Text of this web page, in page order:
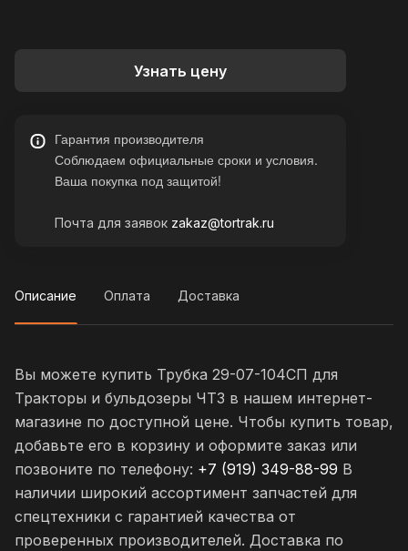
Узнать цену
Гарантия производителя
Соблюдаем официальные сроки и условия.
Ваша покупка под защитой!
Почта для заявок zakaz@tortrak.ru
Описание Оплата Доставка
Вы можете купить Трубка 29-07-104СП для
Тракторы и бульдозеры ЧТЗ в нашем интернет-
магазине по доступной цене. Чтобы купить товар,
добавьте его в корзину и оформите заказ или
позвоните по телефону: +7 (919) 349-88-99 В
наличии широкий ассортимент запчастей для
спецтехники с гарантией качества от
проверенных производителей. Доставка по